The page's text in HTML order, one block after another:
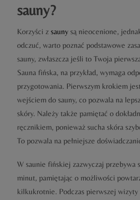
sauny?
Korzyści z sauny są nieocenione,
odczuć, warto poznać podstawowe
sauny, zwłaszcza jeśli to Twoja
Sauna fińska, na przykład, wymaga
przygotowania. Pierwszym krokiem
wejściem do sauny, co pozwala na
skóry. Należy także pamiętać o
ręcznikiem, ponieważ sucha skóra
To pozwala na pełniejsze
W saunie fińskiej zazwyczaj przebywa
minut, pamiętając o możliwości
kilkukrotnie. Podczas pierwszej wizyty